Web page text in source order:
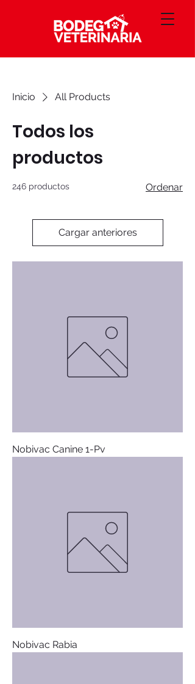
Inicio All Products
Todos los
productos
246 productos Ordenar
Cargar anteriores
Nobivac Canine 1-Pv
Nobivac Rabia